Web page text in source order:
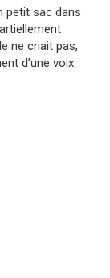
petit sac dans
ne criait pas,
d’une voix